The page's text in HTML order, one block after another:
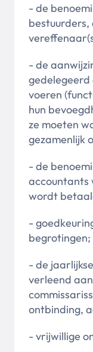
- de
bestuurders,
- de
gedelegeerd
voeren
hun
ze moeten
gezamenlijk
- de
accountants
wordt
-
begrotingen;
- de
verleend
ontbinding,
- vrijwillige